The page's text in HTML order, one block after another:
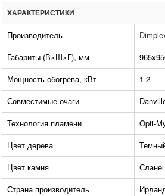
ХАРАКТЕРИСТИКИ
Производитель
Габариты (В×Ш×Г), мм
Мощность обогрева, кВт
1-2
Совместимые очаги
Технология пламени
Opti-
Цвет дерева
Цвет камня
Страна производитель